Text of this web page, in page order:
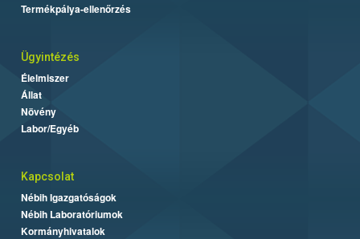
Termékpálya-ellenőrzés
Ügyintézés
Élelmiszer
Állat
Növény
Labor/Egyéb
Kapcsolat
Nébih Igazgatóságok
Nébih Laboratóriumok
Kormányhivatalok